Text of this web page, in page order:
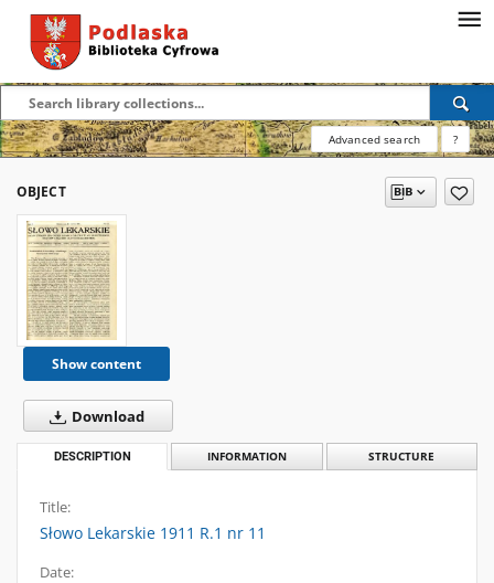
Advanced search ?
OBJECT
Show content
Download
DESCRIPTION INFORMATION STRUCTURE
Title:
Słowo Lekarskie 1911 R.1 nr 11
Date: